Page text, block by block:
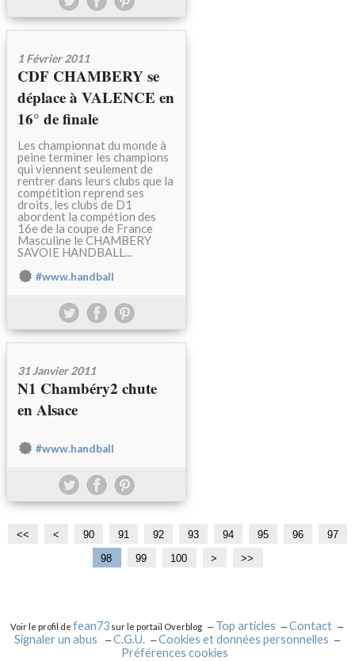
1 Février 2011
CDF CHAMBERY se
déplace à VALENCE en
16° de finale
Les championnat du monde à
peine terminer les champions
qui viennent seulement de
rentrer dans leurs clubs que la
compétition reprend ses
droits, les clubs de D1
abordent la compétion des
16e de la coupe de France
Masculine le CHAMBERY
SAVOIE HANDBALL...
#www.handball
31 Janvier 2011
N1 Chambéry2 chute
en Alsace
#www.handball
<< <
1
2
3
4
5
6
7
8
90 91 92 93 94 95 96
97
98
99 100
2
> >>
Voir le profil defean73 sur le portail Overblog Top articles
Contact
Signaler un abus
C.G.U.
Cookies et données personnelles
Préférences cookies